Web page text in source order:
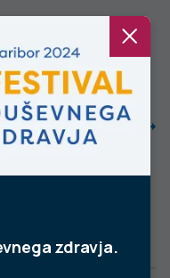
zdravja.
otrok v
in